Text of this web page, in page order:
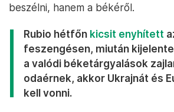
beszélni, hanem a békéről.
Rubio hétfőn kicsit enyhített
feszengésen, miután
a valódi béketárgyalások
odaérnek, akkor Ukrajnát és
kell vonni.